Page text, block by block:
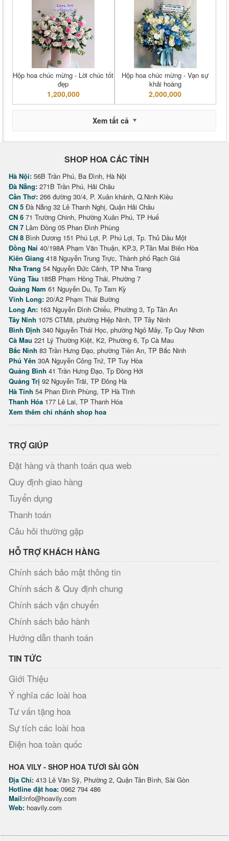
Hộp hoa chúc mừng - Lời chúc tốt
đẹp
1,200,000
Hộp hoa chúc mừng - Vạn sự
khải hoàng
2,000,000
Xem tất cả
SHOP HOA CÁC TỈNH
Hà Nội: 56B Trần Phú, Ba Đình, Hà Nội
Đà Nẵng: 271B Trần Phú, Hải Châu
Cần Thơ: 266 đường 30/4, P. Xuân khánh, Q.Ninh Kiều
CN 5 Đà Nẵng 32 Lê Thanh Nghị, Quận Hải Châu
CN 6 71 Trường Chinh, Phường Xuân Phú, TP Huế
CN 7 Lâm Đồng 05 Phan Đình Phùng
CN 8 Bình Dương 151 Phú Lợi, P. Phú Lợi, Tp. Thủ Dầu Một
Đồng Nai 40/198A Phạm Văn Thuận, KP.3, P.Tân Mai Biên Hòa
Kiên Giang 418 Nguyễn Trung Trực, Thành phố Rạch Giá
Nha Trang 54 Nguyễn Đức Cảnh, TP Nha Trang
Vũng Tàu 185B Phạm Hồng Thái, Phường 7
Quảng Nam 61 Nguyễn Du, Tp Tam Kỳ
Vĩnh Long: 20/A2 Phạm Thái Bường
Long An: 163 Nguyễn Đình Chiểu, Phường 3, Tp Tân An
Tây Ninh 1075 CTM8, phường Hiệp Ninh, TP Tây Ninh
Bình Định 340 Nguyễn Thái Học, phường Ngô Mây, Tp Quy Nhơn
Cà Mau 221 Lý Thường Kiệt, K2, Phường 6, Tp Cà Mau
Bắc Ninh 83 Trần Hưng Đạo, phường Tiền An, TP Bắc Ninh
Phú Yên 30A Nguyễn Công Trứ, TP Tuy Hòa
Quảng Bình 41 Trần Hưng Đạo, Tp Đồng Hới
Quảng Trị 92 Nguyễn Trãi, TP Đông Hà
Hà Tĩnh 54 Phan Đình Phùng, TP Hà Tĩnh
Thanh Hóa 177 Lê Lai, TP Thanh Hóa
Xem thêm chi nhánh shop hoa
TRỢ GIÚP
Đặt hàng và thanh toán qua web
Quy định giao hàng
Tuyển dụng
Thanh toán
Câu hỏi thường gặp
HỖ TRỢ KHÁCH HÀNG
Chính sách bảo mật thông tin
Chính sách & Quy định chung
Chính sách vận chuyển
Chính sách bảo hành
Hướng dẫn thanh toán
TIN TỨC
Giới Thiệu
Ý nghĩa các loài hoa
Tư vấn tặng hoa
Sự tích các loài hoa
Điện hoa toàn quốc
HOA VILY - SHOP HOA TƯƠI SÀI GÒN
Địa Chỉ: 413 Lê Văn Sỹ, Phường 2, Quận Tân Bình, Sài Gòn
Hotline đặt hoa: 0962 794 486
Mail:info@hoavily.com
Web: hoavily.com